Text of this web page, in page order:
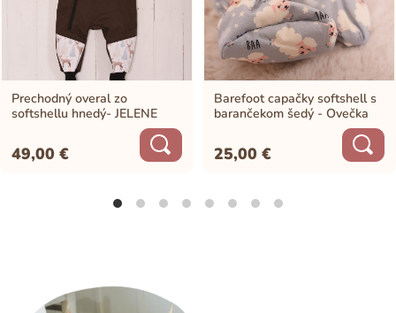
Prechodný overal zo
softshellu hnedý- JELENE
49,00€
Barefoot capačky softshell s
barančekom šedý - Ovečka
25,00€